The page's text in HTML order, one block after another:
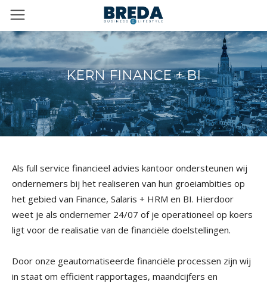
KERN FINANCE + BI
Als full service financieel advies kantoor ondersteunen wij
ondernemers bij het realiseren van hun groeiambities op
het gebied van Finance, Salaris + HRM en BI. Hierdoor
weet je als ondernemer 24/07 of je operationeel op koers
ligt voor de realisatie van de financiële doelstellingen.
Door onze geautomatiseerde financiële processen zijn wij
in staat om efficiënt rapportages, maandcijfers en